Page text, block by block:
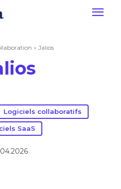
Jalios
Logiciels collaboratifs
SaaS